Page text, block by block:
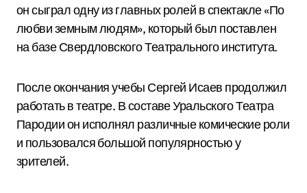
он сыграл одну из главных ролей в спектакле «По
любви земным людям», который был поставлен
на базе Свердловского Театрального института.
После окончания учебы Сергей Исаев продолжил
работать в театре. В составе Уральского Театра
Пародии он исполнял различные комические роли
и пользовался большой популярностью у
зрителей.